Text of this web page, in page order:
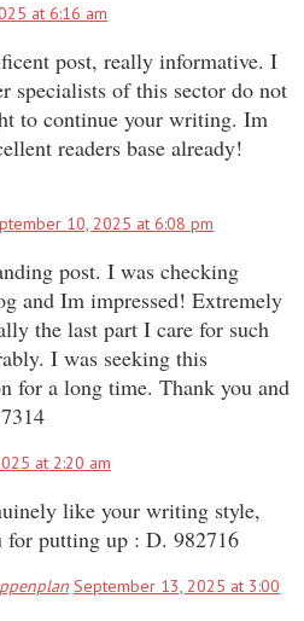
at 6:16 am
post, really informative. I
specialists of this sector do not
to continue your writing. Im
readers base already!
10, 2025 at 6:08 pm
post. I was checking
and Im impressed! Extremely
the last part I care for such
I was seeking this
for a long time. Thank you and
at 2:20 am
like your writing style,
for putting up : D. 982716
September 13, 2025 at 3:00